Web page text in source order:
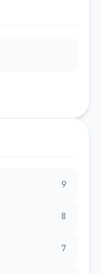
9
8
7